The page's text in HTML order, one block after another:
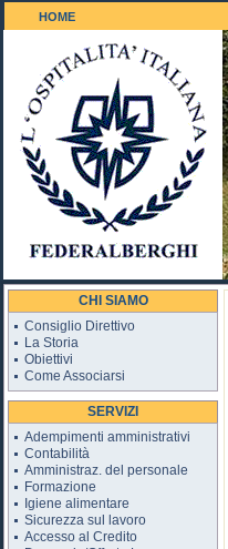
HOME
CHI SIAMO
Consiglio Direttivo
La Storia
Obiettivi
Come Associarsi
SERVIZI
Adempimenti amministrativi
Contabilità
Amministraz. del personale
Formazione
Igiene alimentare
Sicurezza sul lavoro
Accesso al Credito